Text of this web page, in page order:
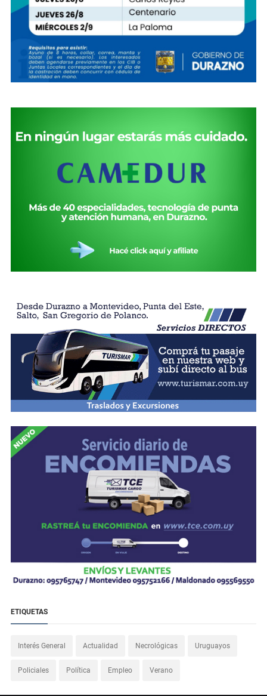
ETIQUETAS
Interés General Actualidad Necrológicas Uruguayos
Policiales Política Empleo Verano